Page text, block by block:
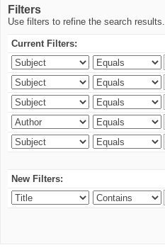
Filters
Use filters to refine the search results.
Current Filters:
New Filters: